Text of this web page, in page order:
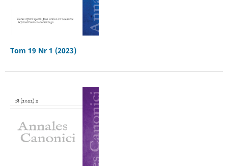
Tom 19 Nr 1 (2023)